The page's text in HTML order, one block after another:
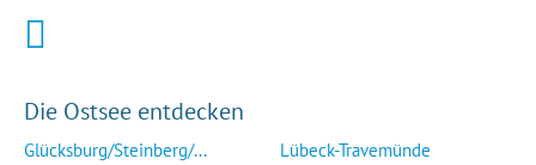
Die Ostsee entdecken
Glücksburg/Steinberg/... Lübeck-Travemünde